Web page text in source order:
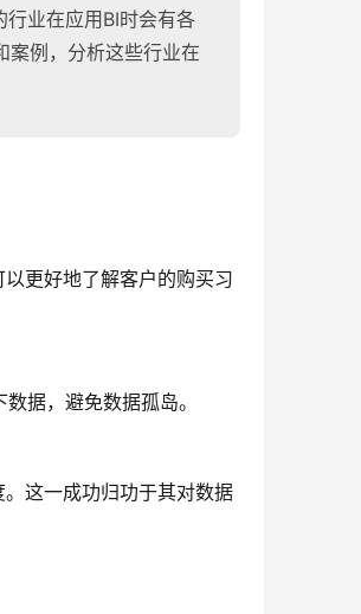
行业在应用BI时会有各
案例，分析这些行业在
更好地了解客户的购买习
据，避免数据孤岛。
这一成功归功于其对数据